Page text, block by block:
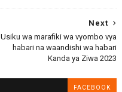
Next
Usiku wa marafiki wa vyombo vya
habari na waandishi wa habari
Kanda ya Ziwa 2023
FACEBOOK